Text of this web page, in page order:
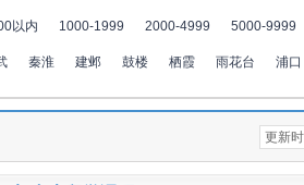
以内 1000-1999 2000-4999 5000-9999
秦淮 建邺 鼓楼 栖霞 雨花台 浦口
更新